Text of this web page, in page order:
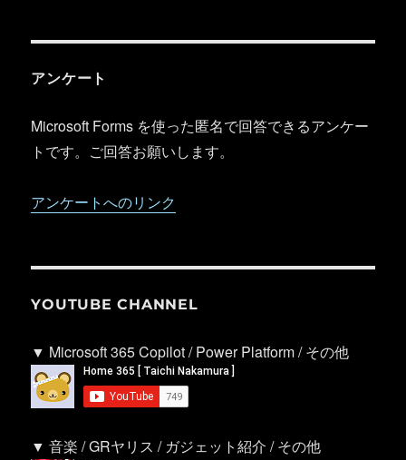
アンケート
Microsoft Forms を使った匿名で回答できるアンケー
トです。ご回答お願いします。
アンケートへのリンク
YOUTUBE CHANNEL
▼ Microsoft 365 Copilot / Power Platform / その他
▼ 音楽 / GRヤリス / ガジェット紹介 / その他